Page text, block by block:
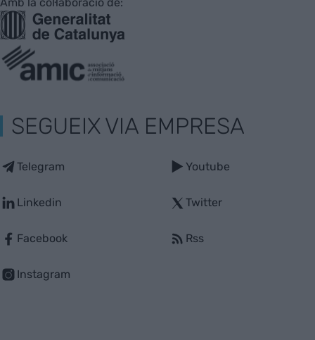
Amb la col·laboració de:
SEGUEIX VIA EMPRESA
Telegram
Linkedin
Facebook
Instagram
Youtube
Twitter
Rss